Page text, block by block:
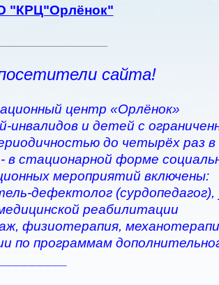
"КРЦ"Орлёнок"
сайта!
центр «Орлёнок»
и детей с
до четырёх раз в
в стационарной форме
мероприятий включены:
дефектолог
реабилитации
физиотерапия,
по программам